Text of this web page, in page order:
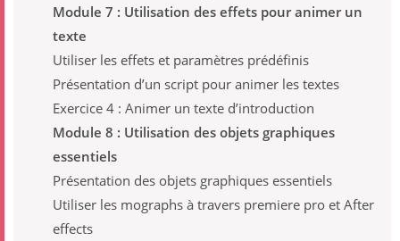
Module 7 : Utilisation des effets pour animer un
texte
Utiliser les effets et paramètres prédéfinis
Présentation d’un script pour animer les textes
Exercice 4 : Animer un texte d’introduction
Module 8 : Utilisation des objets graphiques
essentiels
Présentation des objets graphiques essentiels
Utiliser les mographs à travers premiere pro et After
effects